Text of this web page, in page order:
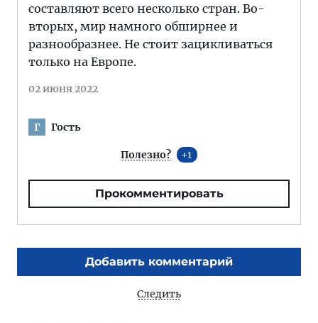
составляют всего несколько стран. Во-
вторых, мир намного обширнее и
разнообразнее. Не стоит зацикливаться
только на Европе.
02 июня 2022
Г Гость
Полезно? 1
Прокомментировать
Добавить комментарий
Следить